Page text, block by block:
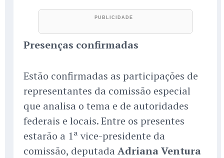
Presenças confirmadas
Estão confirmadas as participações de
representantes da comissão especial
que analisa o tema e de autoridades
federais e locais. Entre os presentes
estarão a 1ª vice-presidente da
comissão, deputada Adriana Ventura